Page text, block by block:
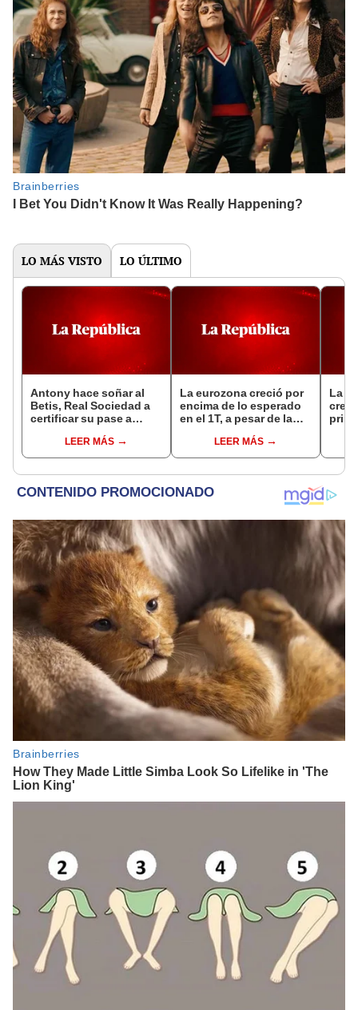
LO MÁS VISTO LO ÚLTIMO
Antony hace soñar al
Betis, Real Sociedad a
certificar su pase a
LEER MÁS
La eurozona creció por
encima de lo esperado
en el 1T, a pesar de la
LEER MÁS
La